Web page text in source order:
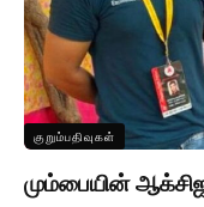
குறும்பதிவுகள்
மும்பையின்